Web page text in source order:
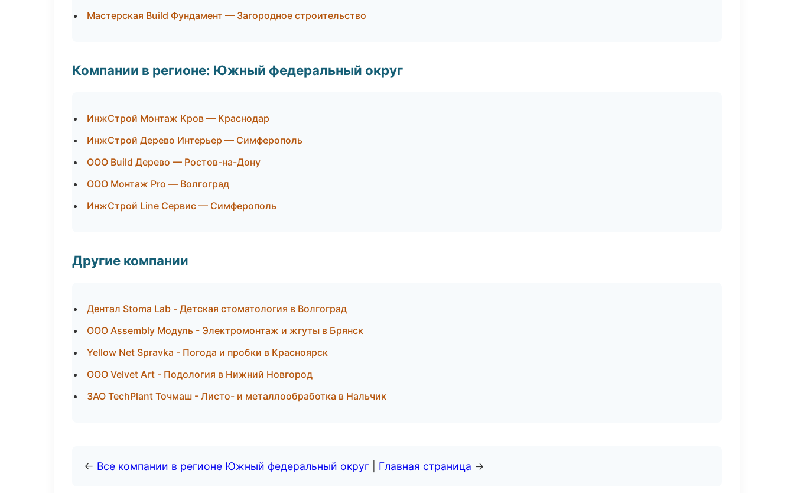
Мастерская Build Фундамент — Загородное строительство
Компании в регионе: Южный федеральный округ
ИнжСтрой Монтаж Кров — Краснодар
ИнжСтрой Дерево Интерьер — Симферополь
ООО Build Дерево — Ростов-на-Дону
ООО Монтаж Pro — Волгоград
ИнжСтрой Line Сервис — Симферополь
Другие компании
Дентал Stoma Lab - Детская стоматология в Волгоград
ООО Assembly Модуль - Электромонтаж и жгуты в Брянск
Yellow Net Spravka - Погода и пробки в Красноярск
ООО Velvet Art - Подология в Нижний Новгород
ЗАО TechPlant Точмаш - Листо- и металлообработка в Нальчик
← Все компании в регионе Южный федеральный округ Главная страница →